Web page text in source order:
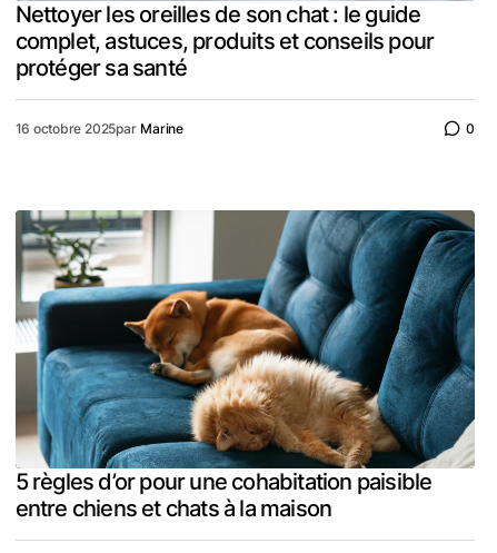
Nettoyer les oreilles de son chat : le guide
complet, astuces, produits et conseils pour
protéger sa santé
16 octobre 2025par Marine 0
5 règles d’or pour une cohabitation paisible
entre chiens et chats à la maison